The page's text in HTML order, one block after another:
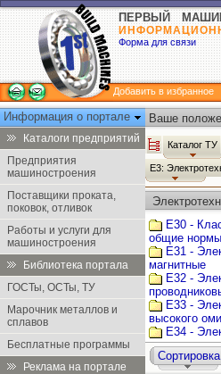
ПЕРВЫЙ
Форма для связи
Добавить в избранное
Информация о портале
Каталоги предприятий
Предприятия
машиностроения
Поставщики проката,
поковок, отливок
Работы и услуги для
машиностроения
Библиотека портала
ГОСТы, ОСТы, ТУ
Марочник металлов и
сплавов
Бесплатные программы
Реклама на портале
Ваше
Каталог ТУ
Е3:
Е30 -
общие нормы
Е31 -
магнитные
Е32 -
Е33 -
высокого
Е34 -
Сортировка